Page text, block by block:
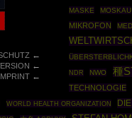
←
←
←
MASKE
MOSKAU
MIKROFON
NDR NWO 種
TECHNOLOGIE
WORLD HEALTH ORGANIZATION